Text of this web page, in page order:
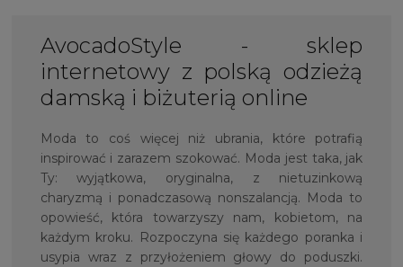
AvocadoStyle - sklep
internetowy z polską odzieżą
damską i biżuterią online
Moda to coś więcej niż ubrania, które potrafią
inspirować i zarazem szokować. Moda jest taka, jak
Ty: wyjątkowa, oryginalna, z nietuzinkową
charyzmą i ponadczasową nonszalancją. Moda to
opowieść, która towarzyszy nam, kobietom, na
każdym kroku. Rozpoczyna się każdego poranka i
usypia wraz z przyłożeniem głowy do poduszki.